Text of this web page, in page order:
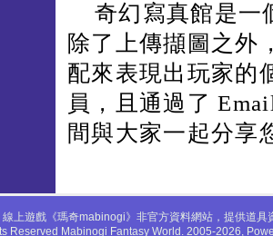
奇幻寫真館是一
除了上傳擷圖之外
配來表現出玩家的
員，且通過了
間與大家一起分享
上遊戲《瑪奇mabinogi》非官方資料網站，提供道
Reserved Mabinogi Fantasy World. 2005-2026,